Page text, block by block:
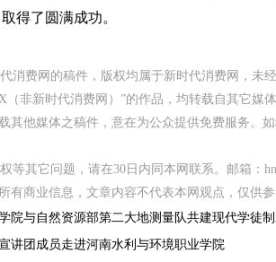
得了圆满成功。
消费网的稿件，版权均属于新时代消费网，未
（非新时代消费网）”的作品，均转载自其它媒
其他媒体之稿件，意在为公众提供免费服务。
等其它问题，请在30日内同本网联系。邮箱：
有商业信息，文章内容不代表本网观点，仅供参
院与自然资源部第二大地测量队共建现代学徒
讲团成员走进河南水利与环境职业学院